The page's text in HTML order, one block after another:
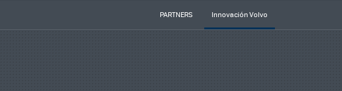
PARTNERS Innovación Volvo